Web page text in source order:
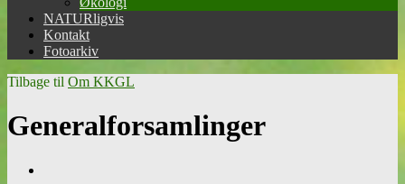
NATURligvis
Kontakt
Fotoarkiv
Tilbage til Om KKGL
Generalforsamlinger